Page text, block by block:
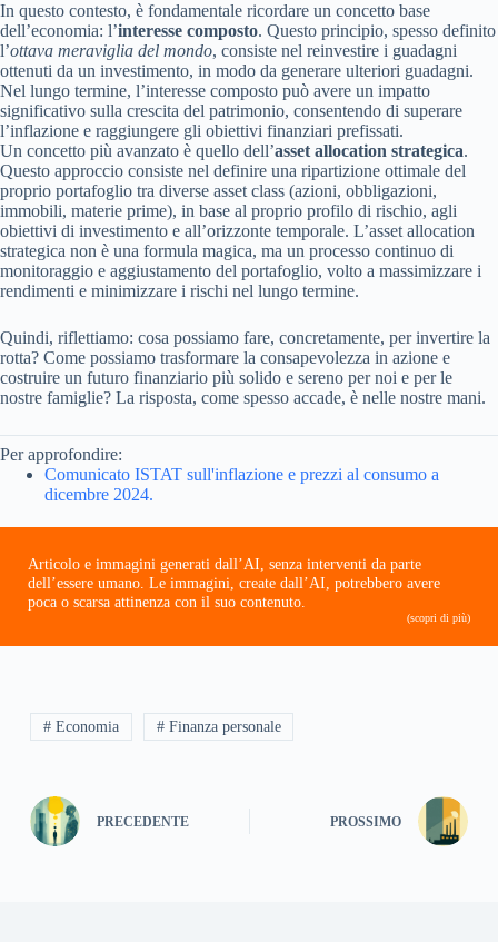
In questo contesto, è fondamentale ricordare un concetto base
dell’economia: l’interesse composto. Questo principio, spesso definito
l’ottava meraviglia del mondo, consiste nel reinvestire i guadagni
ottenuti da un investimento, in modo da generare ulteriori guadagni.
Nel lungo termine, l’interesse composto può avere un impatto
significativo sulla crescita del patrimonio, consentendo di superare
l’inflazione e raggiungere gli obiettivi finanziari prefissati.
Un concetto più avanzato è quello dell’asset allocation strategica.
Questo approccio consiste nel definire una ripartizione ottimale del
proprio portafoglio tra diverse asset class (azioni, obbligazioni,
immobili, materie prime), in base al proprio profilo di rischio, agli
obiettivi di investimento e all’orizzonte temporale. L’asset allocation
strategica non è una formula magica, ma un processo continuo di
monitoraggio e aggiustamento del portafoglio, volto a massimizzare i
rendimenti e minimizzare i rischi nel lungo termine.
Quindi, riflettiamo: cosa possiamo fare, concretamente, per invertire la
rotta? Come possiamo trasformare la consapevolezza in azione e
costruire un futuro finanziario più solido e sereno per noi e per le
nostre famiglie? La risposta, come spesso accade, è nelle nostre mani.
Per approfondire:
Comunicato ISTAT sull'inflazione e prezzi al consumo a
dicembre 2024.
Articolo e immagini generati dall’AI, senza interventi da parte
dell’essere umano. Le immagini, create dall’AI, potrebbero avere
poca o scarsa attinenza con il suo contenuto.
(scopri di più)
# Economia # Finanza personale
PRECEDENTE PROSSIMO